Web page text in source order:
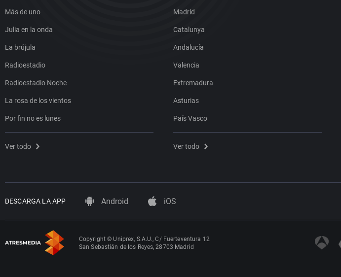
Más de uno
Julia en la onda
La brújula
Radioestadio
Radioestadio Noche
La rosa de los vientos
Por fin no es lunes
Ver todo
Madrid
Catalunya
Andalucía
Valencia
Extremadura
Asturias
País Vasco
Ver todo
DESCARGA LA APP Android iOS
Copyright © Uniprex, S.A.U., C/ Fuerteventura 12
San Sebastián de los Reyes, 28703 Madrid